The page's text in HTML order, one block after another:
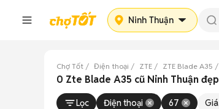
Ninh Thuận
Chợ Tốt Điện thoại ZTE ZTE Blade A35
0 Zte Blade A35 cũ Ninh Thuận đẹp
Lọc Điện thoại 67 Giá